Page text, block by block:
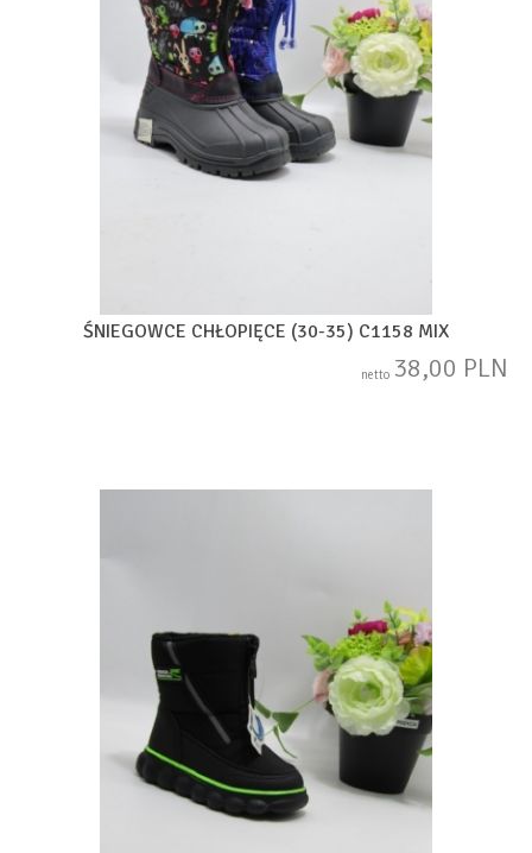
ŚNIEGOWCE CHŁOPIĘCE (30-35) C1158 MIX
netto 38,00 PLN